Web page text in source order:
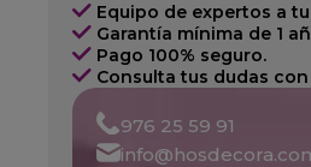
Equipo de expertos a
Garantía mínima de 1
Pago 100% seguro.
Consulta tus dudas
976 25 59 91